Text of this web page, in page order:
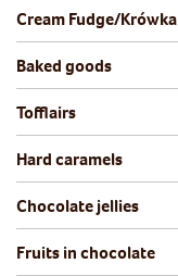
Cream Fudge/Krówka
Baked goods
Tofflairs
Hard caramels
Chocolate jellies
Fruits in chocolate